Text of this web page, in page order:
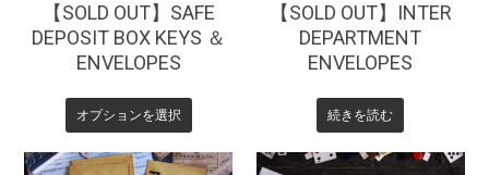
【SOLD OUT】SAFE
DEPOSIT BOX KEYS ＆
ENVELOPES
オプションを選択
【SOLD OUT】INTER
DEPARTMENT
ENVELOPES
続きを読む